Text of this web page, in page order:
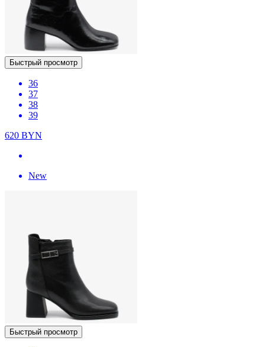
Быстрый просмотр
36
37
38
39
620 BYN
New
Быстрый просмотр